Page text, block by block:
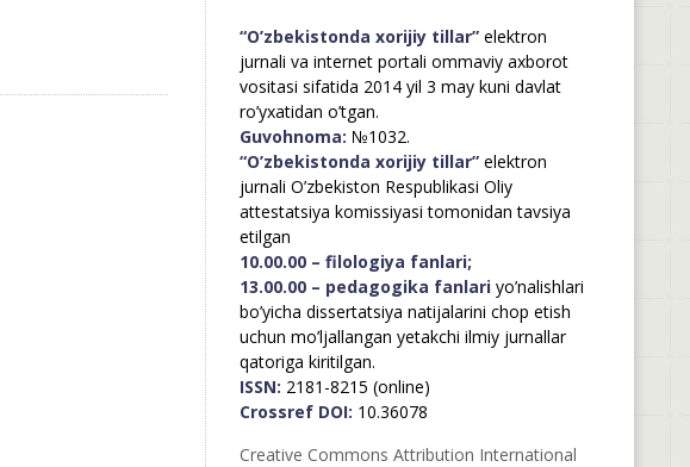
“O’zbekistonda xorijiy tillar”elektron
jurnali va internet portali ommaviy axborot
vositasi sifatida 2014 yil 3 may kuni davlat
ro’yxatidan o’tgan.
Guvohnoma: №1032.
“O’zbekistonda xorijiy tillar”elektron
jurnali O’zbekiston Respublikasi Oliy
attestatsiya komissiyasi tomonidan tavsiya
etilgan
10.00.00 – filologiya fanlari;
13.00.00 – pedagogika fanlariyo’nalishlari
bo’yicha dissertatsiya natijalarini chop etish
uchun mo’ljallangan yetakchi ilmiy jurnallar
qatoriga kiritilgan.
ISSN: 2181-8215 (online)
Crossref DOI: 10.36078
Creative Commons Attribution International